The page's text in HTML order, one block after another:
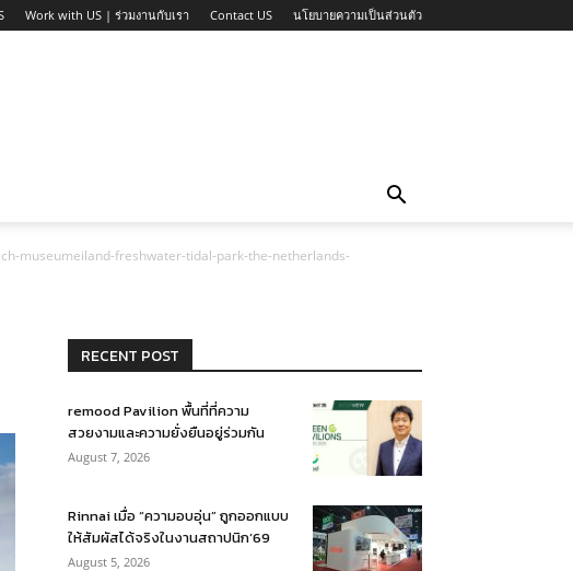
Work with US | ร่วมงานกับเรา Contact US นโยบายความเป็นส่วนตัว
museumeiland-freshwater-tidal-park-the-netherlands-
RECENT POST
remood Pavilion พื้นที่ที่ความ
สวยงามและความยั่งยืนอยู่ร่วมกัน
August 7, 2026
Rinnai เมื่อ “ความอบอุ่น” ถูกออกแบบ
ให้สัมผัสได้จริงในงานสถาปนิก’69
August 5, 2026